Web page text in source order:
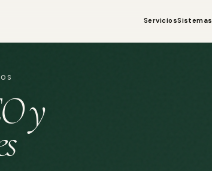
ServiciosSistemas
y